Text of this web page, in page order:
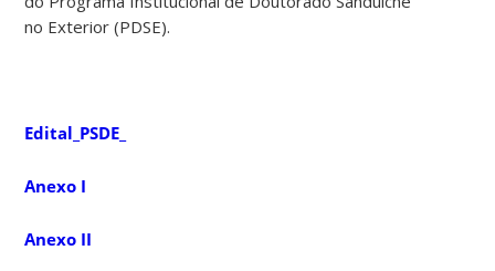
no Exterior (PDSE).
Edital_PSDE_
Anexo I
Anexo II